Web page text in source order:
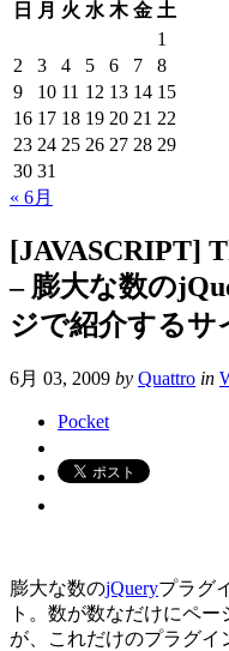
日
月 火 水 木 金 土
1
2
3 4 5 6 7
8
9
10 11 12 13 14 15
16 17 18 19 20 21 22
23 24 25 26 27 28 29
30 31
« 6月
[JAVASCRIPT]
– 膨大な数の
ジで紹介するサ
6月 03, 2009 by Quattro in
Pocket
膨大な数のjQueryプラグ
ト。数が数なだけにペ
が、これだけのプラグイ